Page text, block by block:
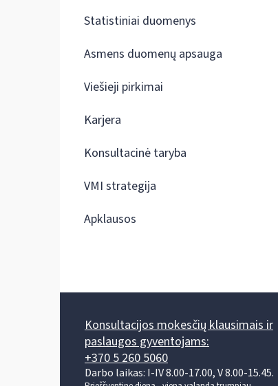
Statistiniai duomenys
Asmens duomenų apsauga
Viešieji pirkimai
Karjera
Konsultacinė taryba
VMI strategija
Apklausos
Konsultacijos mokesčių klausimais ir
paslaugos gyventojams:
+370 5 260 5060
Darbo laikas: I-IV 8.00-17.00, V 8.00-15.45.